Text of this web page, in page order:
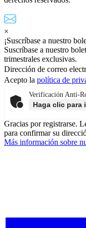
×
¡Suscríbase a nuestro
Suscríbase a nuestro
trimestrales exclusivas.
Dirección de correo
Acepto la política de
Verificación Anti-
Haga clic para
Gracias por registrarse.
para confirmar su
Más información sobre